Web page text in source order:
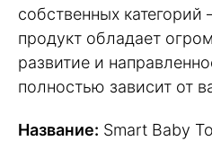
собственных категорий
продукт обладает
развитие и
полностью зависит от
Название: Smart Baby